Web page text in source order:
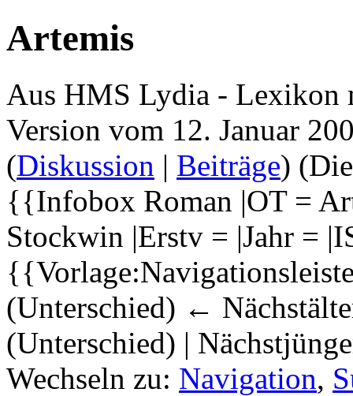
Artemis
Aus HMS Lydia - Lexikon
Version vom 12. Januar
(Diskussion | Beiträge)
{{Infobox Roman |OT =
Stockwin |Erstv = |Jahr =
(Unterschied) ←
(Unterschied) |
Wechseln zu: Navigation,